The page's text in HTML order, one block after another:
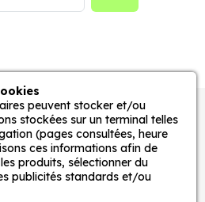
sans effort.
de nos stickers
de motifs et de couleurs :
sont disponibles dans une
et de couleurs, ce qui
véhicules et stickers
peuvent stocker et/ou
stockées sur un terminal telles
(pages consultées, heure
ces informations afin de
produits, sélectionner du
publicités standards et/ou